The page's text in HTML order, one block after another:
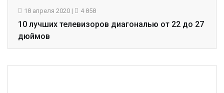
18 апреля 2020 | 4 858
10 лучших телевизоров диагональю от 22 до 27
дюймов